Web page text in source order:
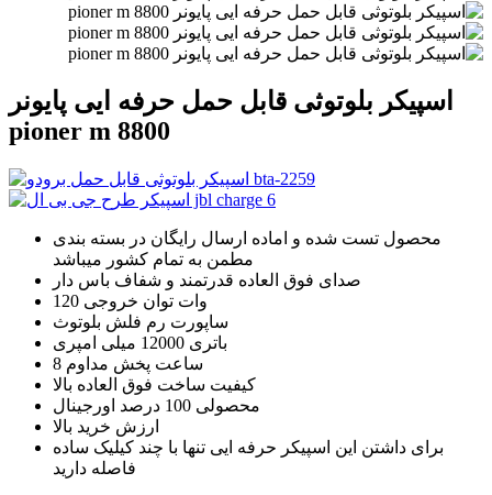
اسپیکر بلوتوثی قابل حمل حرفه ایی پایونر
pioner m 8800
محصول تست شده و اماده ارسال رایگان در بسته بندی
مطمن به تمام کشور میباشد
صدای فوق العاده قدرتمند و شفاف باس دار
120 وات توان خروجی
ساپورت رم فلش بلوتوث
باتری 12000 میلی امپری
8 ساعت پخش مداوم
کیفیت ساخت فوق العاده بالا
محصولی 100 درصد اورجینال
ارزش خرید بالا
برای داشتن این اسپیکر حرفه ایی تنها با چند کیلیک ساده
فاصله دارید